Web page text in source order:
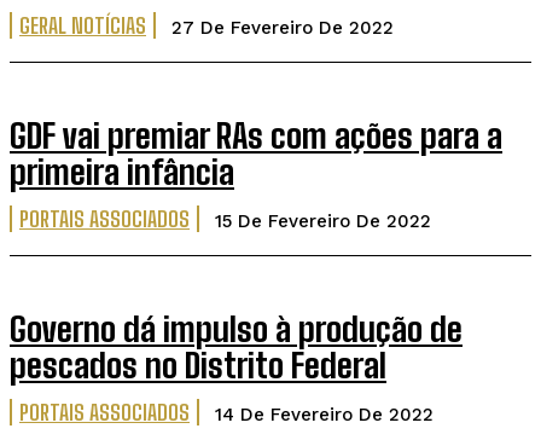
GERAL NOTÍCIAS 27 De Fevereiro De 2022
GDF vai premiar RAs com ações para a
primeira infância
PORTAIS ASSOCIADOS 15 De Fevereiro De 2022
Governo dá impulso à produção de
pescados no Distrito Federal
PORTAIS ASSOCIADOS 14 De Fevereiro De 2022